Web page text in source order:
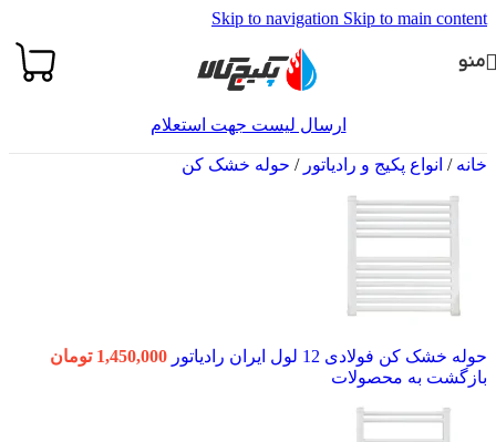
Skip to navigation Skip to main content
منو
ارسال لیست جهت استعلام
خانه/ انواع پکیج و رادیاتور/ حوله خشک کن
حوله خشک کن فولادی 12 لول ایران رادیاتور 1,450,000 تومان
بازگشت به محصولات